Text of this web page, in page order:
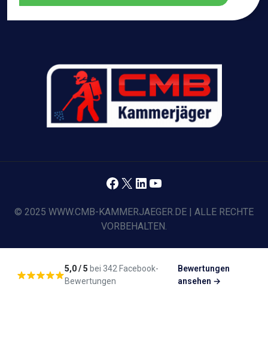
© 2025 WWW.CMB-KAMMERJAEGER.DE | ALLE RECHTE
VORBEHALTEN.
Facebook
X LinkedIn
YouTube
5,0 / 5 bei 342 Facebook-
Bewertungen
Bewertungen
ansehen →